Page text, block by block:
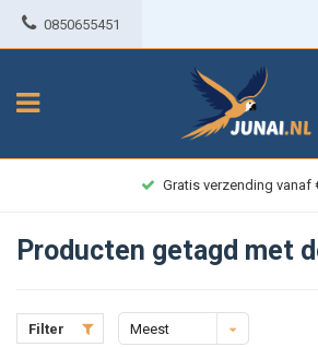
0850655451
Gratis verzending vanaf
Producten getagd met
Filter
Meest